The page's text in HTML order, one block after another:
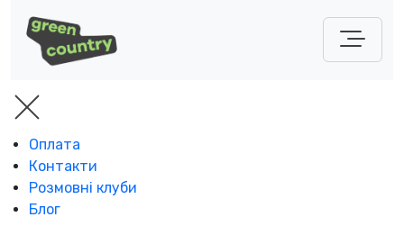
Оплата
Контакти
Розмовні клуби
Блог